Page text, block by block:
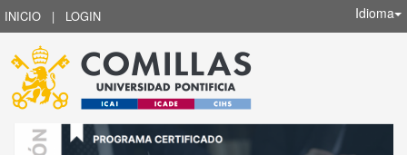
INICIO | LOGIN Idioma